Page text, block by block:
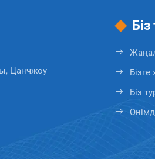
Цанчжоу
Біз